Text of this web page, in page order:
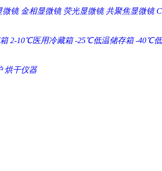
微镜 金相显微镜 荧光显微镜 共聚焦显微镜
2-10℃医用冷藏箱 -25℃低温储存箱 -40℃
烘干仪器